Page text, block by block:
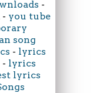
-
- you tube
song
- lyrics
- lyrics
lyrics